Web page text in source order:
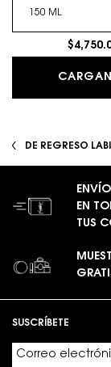
DE REGRESO
EN
TUS
SUSCRÍBETE
Correo